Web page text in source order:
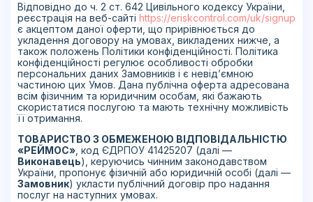
Відповідно до ч. 2 ст. 642 Цивільного кодексу України,
реєстрація на веб-сайті https://eriskcontrol.com/uk/signup
є акцептом даної оферти, що прирівнюється до
укладення договору на умовах, викладених нижче, а
також положень Політики конфіденційності. Політика
конфіденційності регулює особливості обробки
персональних даних Замовників і є невід’ємною
частиною цих Умов. Дана публічна оферта адресована
всім фізичним та юридичним особам, які бажають
скористатися послугою та мають технічну можливість
її отримання.
ТОВАРИСТВО З ОБМЕЖЕНОЮ ВІДПОВІДАЛЬНІСТЮ
«РЕЙМОС» , код ЄДРПОУ 41425207 (далі —
Виконавець), керуючись чинним законодавством
України, пропонує фізичній або юридичній особі (далі —
Замовник) укласти публічний договір про надання
послуг на наступних умовах.